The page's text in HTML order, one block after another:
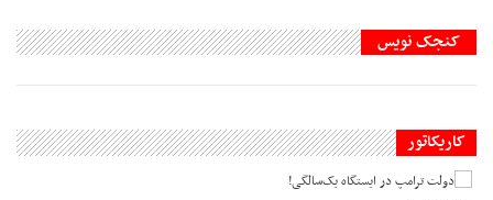
کنجک نویس
کاریکاتور